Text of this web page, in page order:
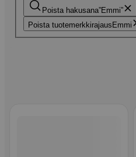
Poista hakusana Emmi
Poista tuotemerkkirajaus Emmi